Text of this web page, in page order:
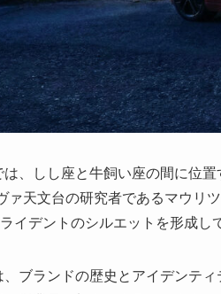
は、しし座と牛飼い座の間に位
ァ天文台の研究者であるマウリ
イデントのシルエットを形成し
、ブランドの歴史とアイデンテ